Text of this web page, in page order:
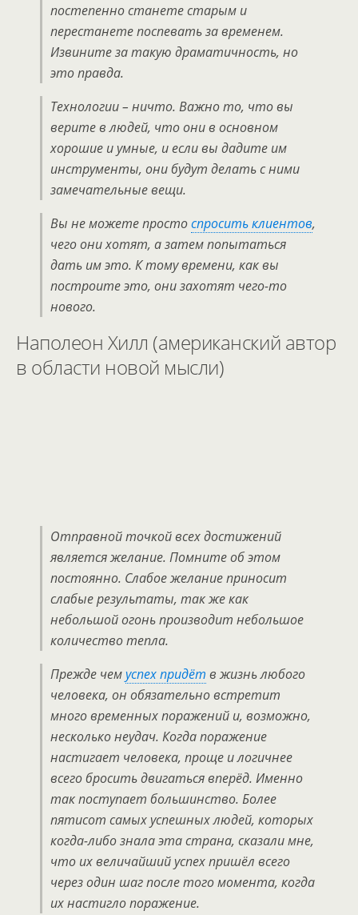
постепенно станете старым и
перестанете поспевать за временем.
Извините за такую ​​драматичность, но
это правда.
Технологии – ничто. Важно то, что вы
верите в людей, что они в основном
хорошие и умные, и если вы дадите им
инструменты, они будут делать с ними
замечательные вещи.
Вы не можете простоспросить клиентов,
чего они хотят, а затем попытаться
дать им это. К тому времени, как вы
построите это, они захотят чего-то
нового.
Наполеон Хилл (американский автор
в области новой мысли)
Отправной точкой всех достижений
является желание. Помните об этом
постоянно. Слабое желание приносит
слабые результаты, так же как
небольшой огонь производит небольшое
количество тепла.
Прежде чемуспех придёт в жизнь любого
человека, он обязательно встретит
много временных поражений и, возможно,
несколько неудач. Когда поражение
настигает человека, проще и логичнее
всего бросить двигаться вперёд. Именно
так поступает большинство. Более
пятисот самых успешных людей, которых
когда-либо знала эта страна, сказали мне,
что их величайший успех пришёл всего
через один шаг после того момента, когда
их настигло поражение.